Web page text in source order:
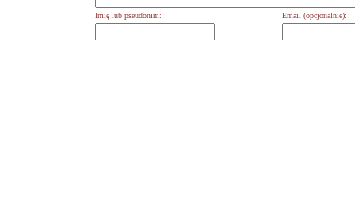
Imię lub pseudonim: Email (opcjonalnie):